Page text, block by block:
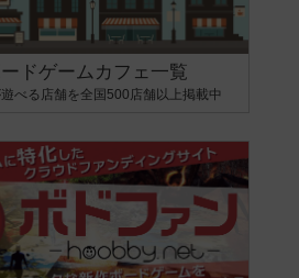
ドゲームカフェ一覧
べる店舗を全国500店舗以上掲載中